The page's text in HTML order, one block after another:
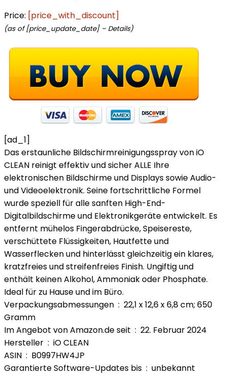
Price: [price_with_discount]
(as of [price_update_date] – Details)
[ad_1]
Das erstaunliche Bildschirmreinigungsspray von iO
CLEAN reinigt effektiv und sicher ALLE Ihre
elektronischen Bildschirme und Displays sowie Audio-
und Videoelektronik. Seine fortschrittliche Formel
wurde speziell für alle sanften High-End-
Digitalbildschirme und Elektronikgeräte entwickelt. Es
entfernt mühelos Fingerabdrücke, Speisereste,
verschüttete Flüssigkeiten, Hautfette und
Wasserflecken und hinterlässt gleichzeitig ein klares,
kratzfreies und streifenfreies Finish. Ungiftig und
enthält keinen Alkohol, Ammoniak oder Phosphate.
Ideal für zu Hause und im Büro.
Verpackungsabmessungen ‏ : ‎ 22,1 x 12,6 x 6,8 cm; 650
Gramm
Im Angebot von Amazon.de seit ‏ : ‎ 22. Februar 2024
Hersteller ‏ : ‎ iO CLEAN
ASIN ‏ : ‎ B0997HW4JP
Garantierte Software-Updates bis ‏ : ‎ unbekannt